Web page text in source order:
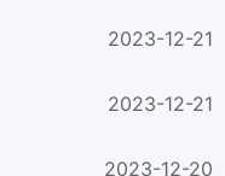
2023-12-21
2023-12-21
2023-12-20